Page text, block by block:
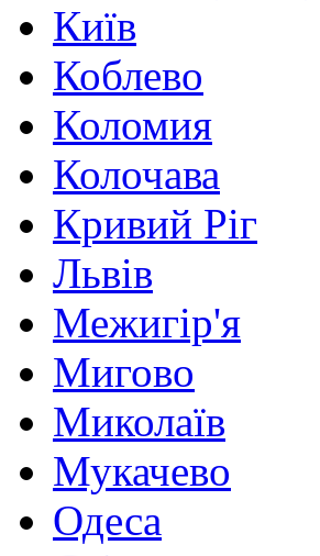
Київ
Коблево
Коломия
Колочава
Кривий Ріг
Львів
Межигір'я
Мигово
Миколаїв
Мукачево
Одеса